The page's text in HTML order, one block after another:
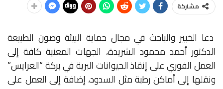
مشاركة
دعا الخبير والباحث في مجال حماية البيئة وصون الطبيعة
الدكتور أحمد محمود الشريدة، الجهات المعنية كافة إلى
العمل الفوري على إنقاذ الحيوانات البرية في بركة “العرايس”
ونقلها إلى أماكن رطبة مثل السدود، إضافة إلى العمل على